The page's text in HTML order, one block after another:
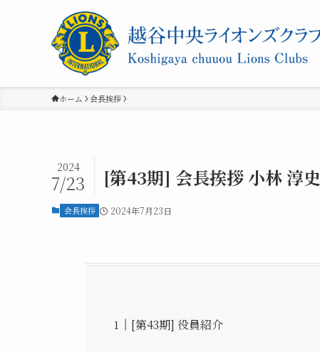
ホーム 会長挨拶
[第43期] 会長挨拶 小林 淳史
2024
7/23
会長挨拶 2024年7月23日
[第43期] 役員紹介